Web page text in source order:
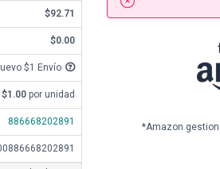
$92.71
$0.00
$1 Envío
$1.00 por unidad
886668202891 *Amazon